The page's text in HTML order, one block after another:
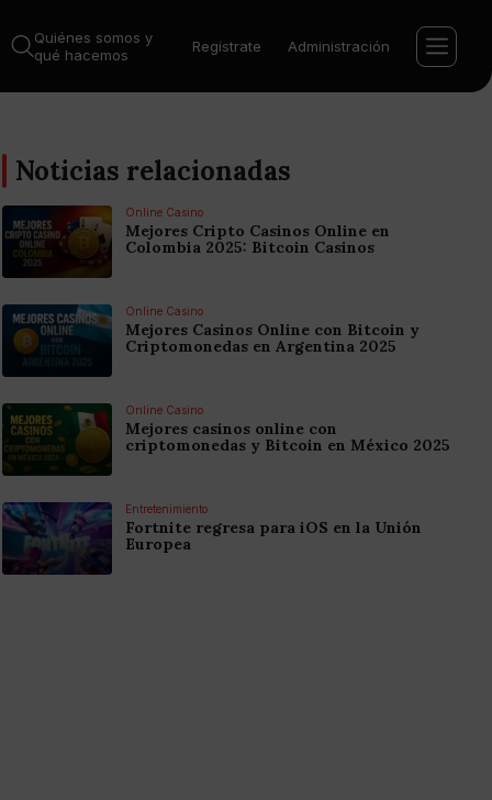
Quiénes somos y
qué hacemos
Regístrate Administración
Noticias relacionadas
Online Casino
Mejores Cripto Casinos Online en
Colombia 2025: Bitcoin Casinos
Online Casino
Mejores Casinos Online con Bitcoin y
Criptomonedas en Argentina 2025
Online Casino
Mejores casinos online con
criptomonedas y Bitcoin en México 2025
Entretenimiento
Fortnite regresa para iOS en la Unión
Europea